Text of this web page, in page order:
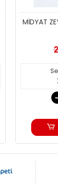
MİDYAT